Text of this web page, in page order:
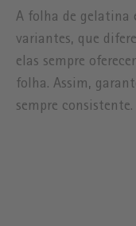
A folha de gelatina
variantes, que
elas sempre
folha. Assim,
sempre consistente.